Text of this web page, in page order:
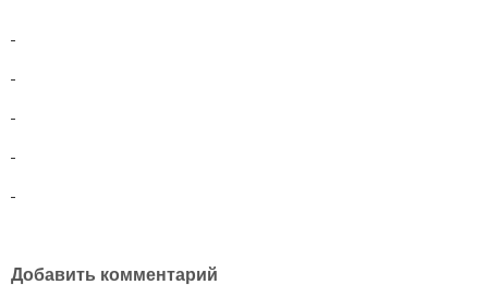
Добавить комментарий